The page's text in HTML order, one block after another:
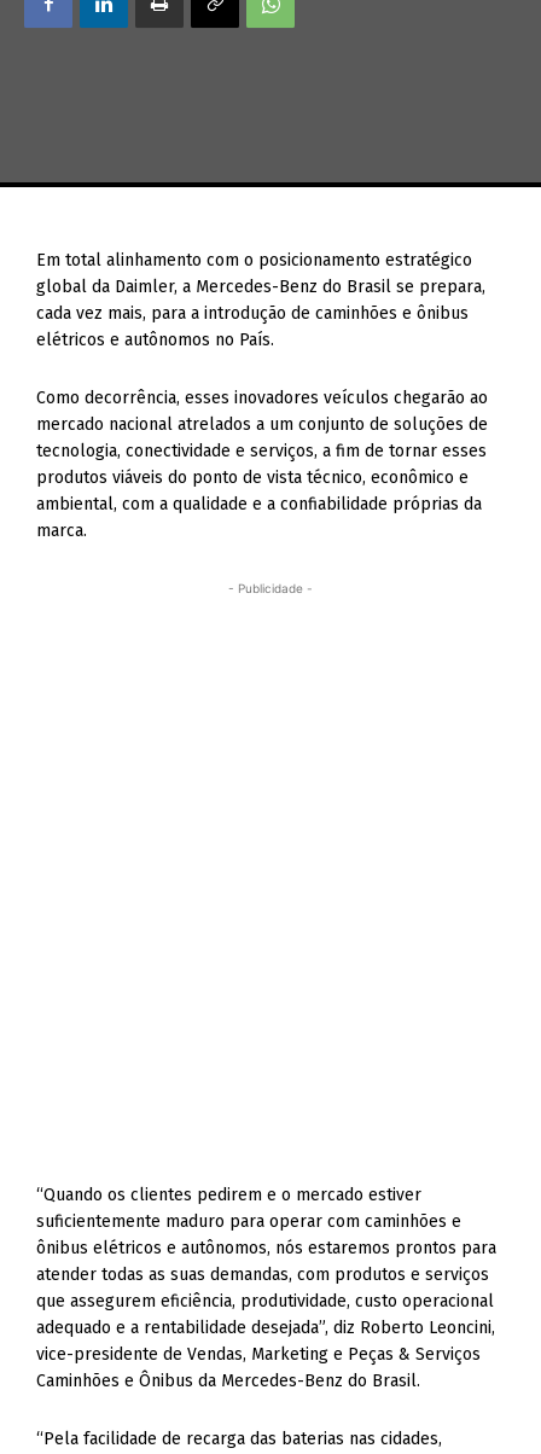
Em total alinhamento com o posicionamento estratégico
global da Daimler, a Mercedes-Benz do Brasil se prepara,
cada vez mais, para a introdução de caminhões e ônibus
elétricos e autônomos no País.
Como decorrência, esses inovadores veículos chegarão ao
mercado nacional atrelados a um conjunto de soluções de
tecnologia, conectividade e serviços, a fim de tornar esses
produtos viáveis do ponto de vista técnico, econômico e
ambiental, com a qualidade e a confiabilidade próprias da
marca.
- Publicidade -
“Quando os clientes pedirem e o mercado estiver
suficientemente maduro para operar com caminhões e
ônibus elétricos e autônomos, nós estaremos prontos para
atender todas as suas demandas, com produtos e serviços
que assegurem eficiência, produtividade, custo operacional
adequado e a rentabilidade desejada”, diz Roberto Leoncini,
vice-presidente de Vendas, Marketing e Peças & Serviços
Caminhões e Ônibus da Mercedes-Benz do Brasil.
“Pela facilidade de recarga das baterias nas cidades,